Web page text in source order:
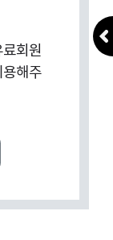
회원
용해주